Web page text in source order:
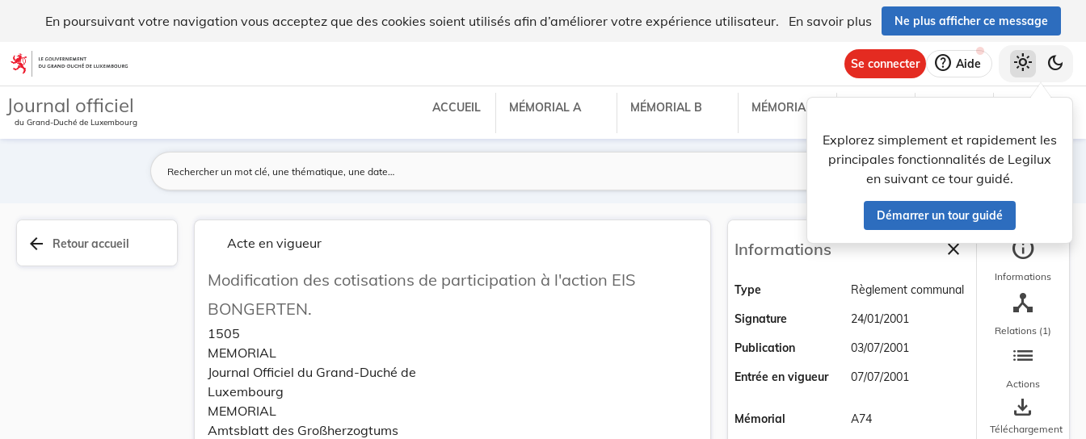
En poursuivant votre navigation vous acceptez que des cookies soient utilisés afin d’améliorer votre expérience utilisateur. En savoir plus Ne plus afficher ce message
Aller au contenu
Se connecter help Aide
Explorez simplement et rapidement les
principales fonctionnalités de Legilux
en suivant ce tour guidé.
Démarrer un tour guidé
light_mode dark_mode
Journal officiel
du Grand-Duché de Luxembourg
ACCUEIL MÉMORIAL A MÉMORIAL B MÉMORIAL C
Lancer la recherche
Filtres
arrow_back Retour accueil Acte en vigueur
Modification des cotisations de participation à l'action EIS
BONGERTEN.
1505
MEMORIAL
Journal Officiel du Grand-Duché de
Luxembourg
MEMORIAL
Amtsblatt des Großherzogtums
Informations closeFermer la barre
Type
Règlement communal
Signature
24/01/2001
Publication
03/07/2001
Entrée en vigueur
07/07/2001
Mémorial A74
info
Informations
device_hub
Relations (1)
list
Actions
save_alt
Téléchargement